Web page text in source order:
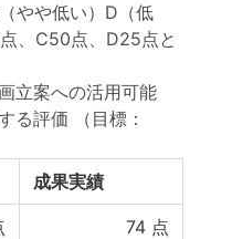
やや低い）D（低
、C50点、D25点と
立案への活用可能
る評価
（目標：
成果実績
74 点